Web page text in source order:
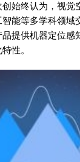
始终认为，视觉
能等多学科领域
提供机器定位感
性。